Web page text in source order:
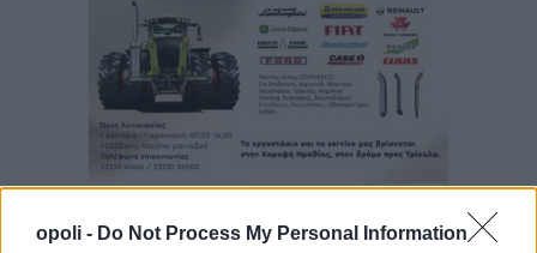
opoli - Do Not Process My Personal Information